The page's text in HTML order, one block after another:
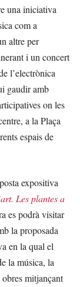
una iniciativa
com a
altre per
i un concert
l’electrònica
gaudir amb
on les
a la Plaça
espais de
expositiva
Les plantes a
es podrà visitar
la proposada
en la qual el
la música, la
mitjançant